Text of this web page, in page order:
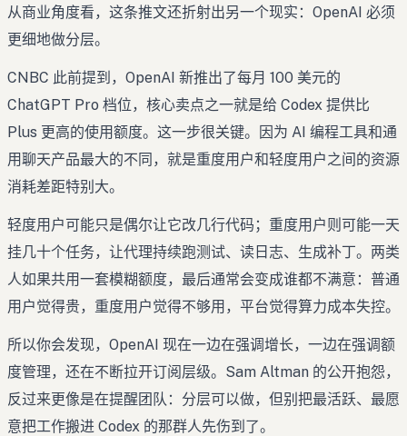
从商业角度看，这条推文还折射出另一个现实：OpenAI 必须
更细地做分层。
CNBC 此前提到，OpenAI 新推出了每月 100 美元的
ChatGPT Pro 档位，核心卖点之一就是给 Codex 提供比
Plus 更高的使用额度。这一步很关键。因为 AI 编程工具和通
用聊天产品最大的不同，就是重度用户和轻度用户之间的资源
消耗差距特别大。
轻度用户可能只是偶尔让它改几行代码；重度用户则可能一天
挂几十个任务，让代理持续跑测试、读日志、生成补丁。两类
人如果共用一套模糊额度，最后通常会变成谁都不满意：普通
用户觉得贵，重度用户觉得不够用，平台觉得算力成本失控。
所以你会发现，OpenAI 现在一边在强调增长，一边在强调额
度管理，还在不断拉开订阅层级。Sam Altman 的公开抱怨，
反过来更像是在提醒团队：分层可以做，但别把最活跃、最愿
意把工作搬进 Codex 的那群人先伤到了。